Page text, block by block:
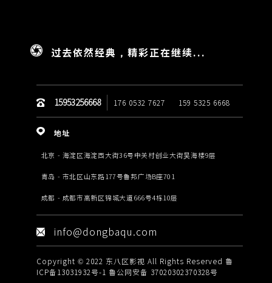
过去依然经典，精彩正在继续...
15953256668 176 0532 7627 159 5325 6668
地址
北京 - 海淀区海淀西大街36号中关村创业大街昊海楼9层
青岛 - 市北区山东路177号鲁邦广场B座701
成都 - 成都市高新区锦城大道666号4栋10层
info@dongbaqu.com
Copyright © 2022 东八区影视 All Rights Reserved 鲁
ICP备13031932号-1
鲁公网安备 37020302370328号